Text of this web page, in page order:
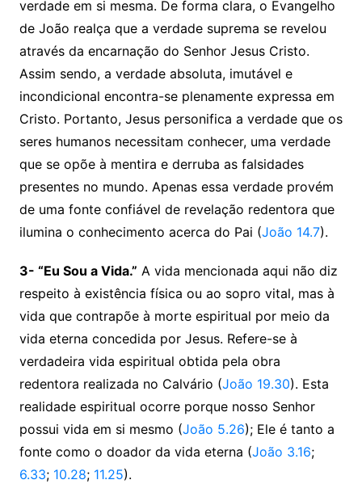
verdade em si mesma. De forma clara, o Evangelho
de João realça que a verdade suprema se revelou
através da encarnação do Senhor Jesus Cristo.
Assim sendo, a verdade absoluta, imutável e
incondicional encontra-se plenamente expressa em
Cristo. Portanto, Jesus personifica a verdade que os
seres humanos necessitam conhecer, uma verdade
que se opõe à mentira e derruba as falsidades
presentes no mundo. Apenas essa verdade provém
de uma fonte confiável de revelação redentora que
ilumina o conhecimento acerca do Pai (João 14.7).
3- “Eu Sou a Vida.” A vida mencionada aqui não diz
respeito à existência física ou ao sopro vital, mas à
vida que contrapõe à morte espiritual por meio da
vida eterna concedida por Jesus. Refere-se à
verdadeira vida espiritual obtida pela obra
redentora realizada no Calvário (João 19.30). Esta
realidade espiritual ocorre porque nosso Senhor
possui vida em si mesmo (João 5.26); Ele é tanto a
fonte como o doador da vida eterna (João 3.16;
6.33; 10.28; 11.25).